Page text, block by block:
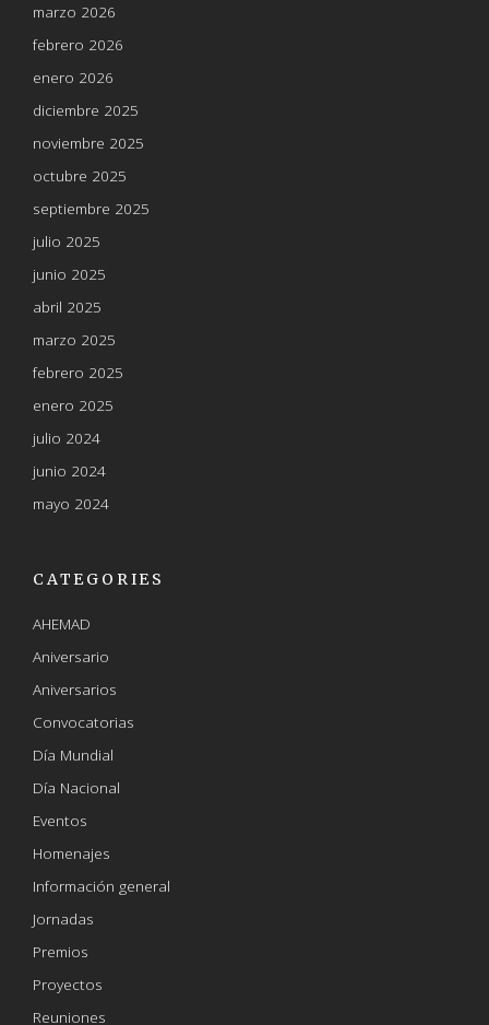
marzo 2026
febrero 2026
enero 2026
diciembre 2025
noviembre 2025
octubre 2025
septiembre 2025
julio 2025
junio 2025
abril 2025
marzo 2025
febrero 2025
enero 2025
julio 2024
junio 2024
mayo 2024
CATEGORIES
AHEMAD
Aniversario
Aniversarios
Convocatorias
Día Mundial
Día Nacional
Eventos
Homenajes
Información general
Jornadas
Premios
Proyectos
Reuniones